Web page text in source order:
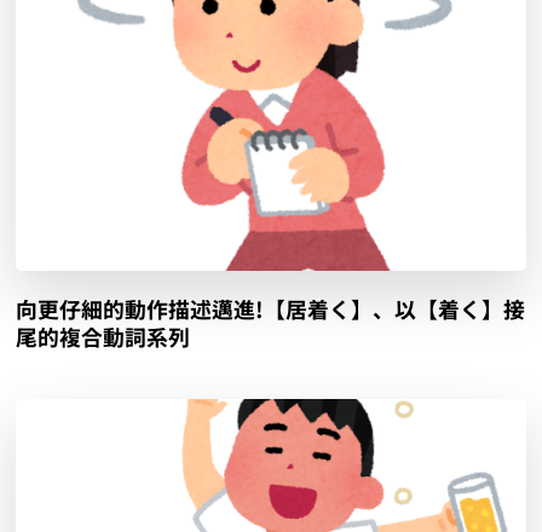
向更仔細的動作描述邁進!【居着く】、以【着く】接
尾的複合動詞系列